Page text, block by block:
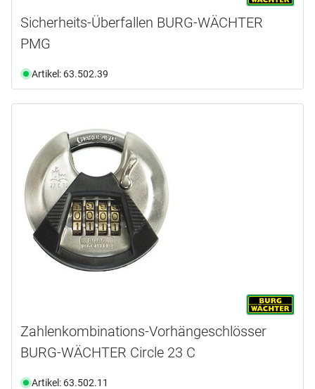
Sicherheits-Überfallen BURG-WÄCHTER
PMG
Artikel: 63.502.39
Zahlenkombinations-Vorhängeschlösser
BURG-WÄCHTER Circle 23 C
Artikel: 63.502.11